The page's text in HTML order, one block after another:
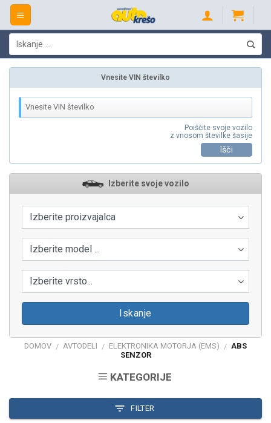
Skip
content
Išči:
Vnesite VIN številko
Poiščite svoje vozilo
z vnosom številke šasije
Išči
Izberite svoje vozilo
Izberite proizvajalca
Izberite model ...
Izberite vrsto...
Iskanje
DOMOV / AVTODELI / ELEKTRONIKA MOTORJA (EMS) / ABS
SENZOR
KATEGORIJE
FILTER